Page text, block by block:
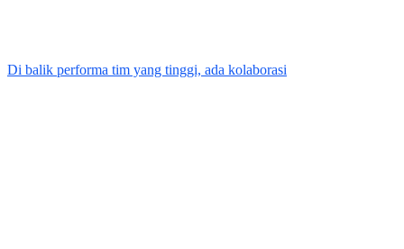
Di balik performa tim yang tinggi, ada kolaborasi